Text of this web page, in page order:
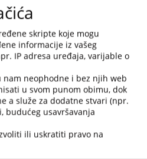
za ruku i pokušao da ga uvuče
tonom: „Ulazi u auto, ja
pokušao da oduzme
i ponavljajući povišenim
nakon čega je svjestan da tako
a što je i htio držeći pištolj
stranu lica nakon čega sjeda u
usljed čega je kod oštećenog
vidu krvnog podliva na lijevoj
ograničenih pokreta vrata.
upotrebom oružja.
skripte koje mogu
informacije iz vašeg
IP adresa uređaja, varijable o
neophodne i bez njih web
u svom punom obimu, dok
a služe za dodatne stvari (npr.
budućeg usavršavanja
ili uskratiti pravo na